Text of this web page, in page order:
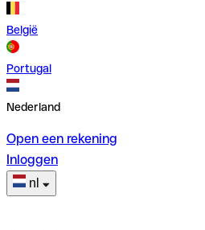
België
Portugal
Nederland
Open een rekening
Inloggen
nl